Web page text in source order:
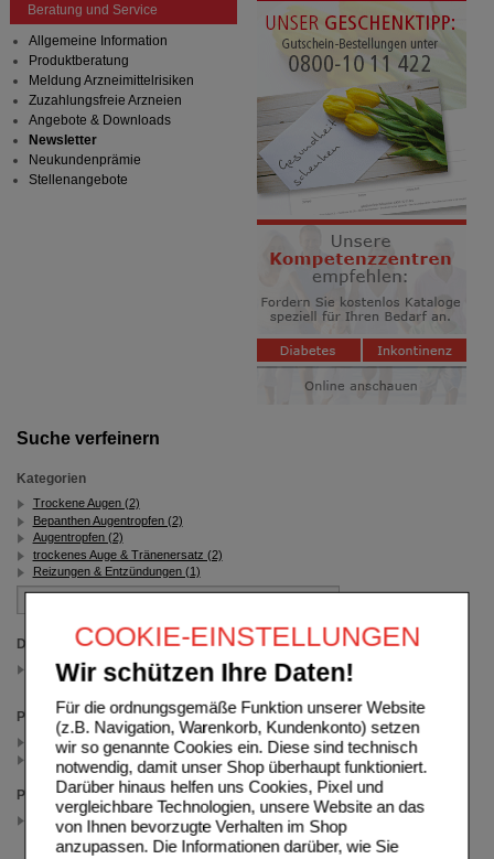
COOKIE-EINSTELLUNGEN
Wir schützen Ihre Daten!
Für die ordnungsgemäße Funktion unserer Website
(z.B. Navigation, Warenkorb, Kundenkonto) setzen
wir so genannte Cookies ein. Diese sind technisch
notwendig, damit unser Shop überhaupt funktioniert.
Darüber hinaus helfen uns Cookies, Pixel und
vergleichbare Technologien, unsere Website an das
von Ihnen bevorzugte Verhalten im Shop
anzupassen. Die Informationen darüber, wie Sie
Suche verfeinern
Kategorien
Trockene Augen (2)
Bepanthen Augentropfen (2)
Augentropfen (2)
trockenes Auge & Tränenersatz (2)
Reizungen & Entzündungen (1)
Darreichungsform
Augentropfen
(auswahl entfernen)
Packungsgröße
40x0,5 ml (1)
2X10 ml (1)
Preis
15.00 - 34.99
(auswahl entfernen)
Beratung und Service
Allgemeine Information
Produktberatung
Meldung Arzneimittelrisiken
Zuzahlungsfreie Arzneien
Angebote & Downloads
Newsletter
Neukundenprämie
Stellenangebote